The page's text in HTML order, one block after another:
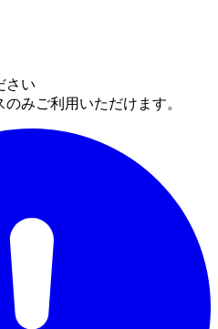
さい
みご利用いただけます。